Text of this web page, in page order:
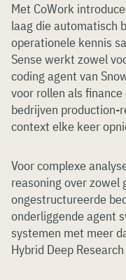
Met CoWork
laag die automatisch
operationele kennis
Sense werkt zowel
coding agent van
voor rollen als
bedrijven production-
context elke keer
Voor complexe
reasoning over zowel
ongestructureerde
onderliggende agent
systemen met meer
Hybrid Deep